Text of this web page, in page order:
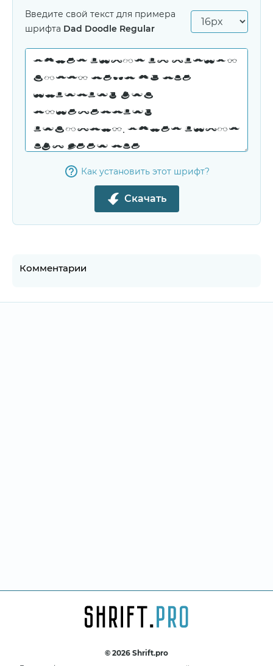
Введите свой текст для примера
шрифта Dad Doodle Regular
Как установить этот шрифт?
Скачать
Комментарии
© 2026 Shrift.pro